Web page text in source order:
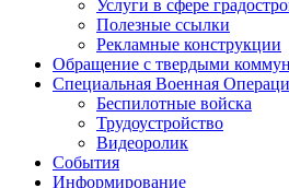
Услуги в сфере
Полезные ссылки
Рекламные конструкции
Обращение с твердыми
Специальная Военная
Беспилотные войска
Трудоустройство
Видеоролик
События
Информирование